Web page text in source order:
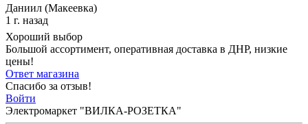
Даниил (Макеевка)
1 г. назад
Хороший выбор
Большой ассортимент, оперативная доставка в ДНР, низкие
цены!
Ответ магазина
Спасибо за отзыв!
Войти
Электромаркет "ВИЛКА-РОЗЕТКА"